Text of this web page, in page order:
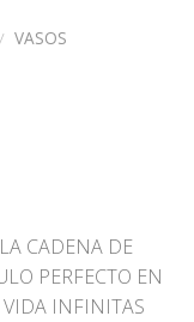
/ VASOS
CADENA DE
PERFECTO EN
VIDA INFINITAS